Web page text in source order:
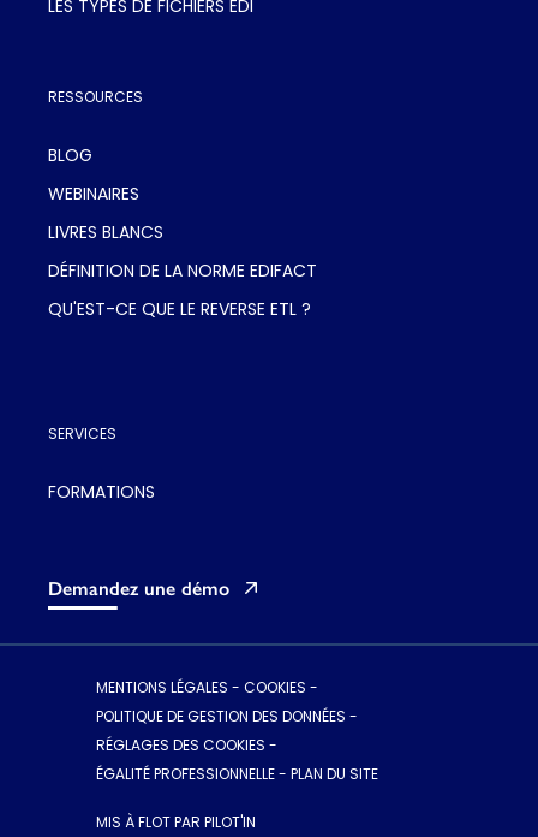
LES TYPES DE FICHIERS EDI
RESSOURCES
BLOG
WEBINAIRES
LIVRES BLANCS
DÉFINITION DE LA NORME EDIFACT
QU'EST-CE QUE LE REVERSE ETL ?
SERVICES
FORMATIONS
Demandez une démo
MENTIONS LÉGALES - COOKIES -
POLITIQUE DE GESTION DES DONNÉES -
RÉGLAGES DES COOKIES -
ÉGALITÉ PROFESSIONNELLE - PLAN DU SITE
MIS À FLOT PAR PILOT'IN